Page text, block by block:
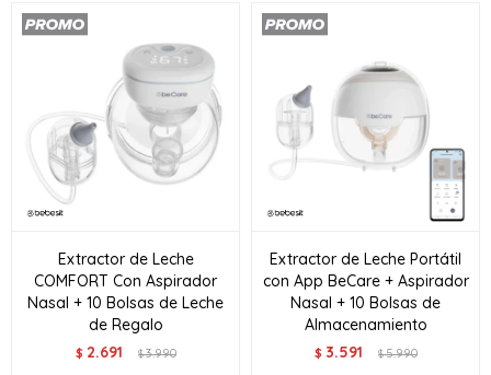
Extractor de Leche
COMFORT Con Aspirador
Nasal + 10 Bolsas de Leche
de Regalo
$ 2.691 $3.990
Extractor de Leche Portátil
con App BeCare + Aspirador
Nasal + 10 Bolsas de
Almacenamiento
$ 3.591 $5.990